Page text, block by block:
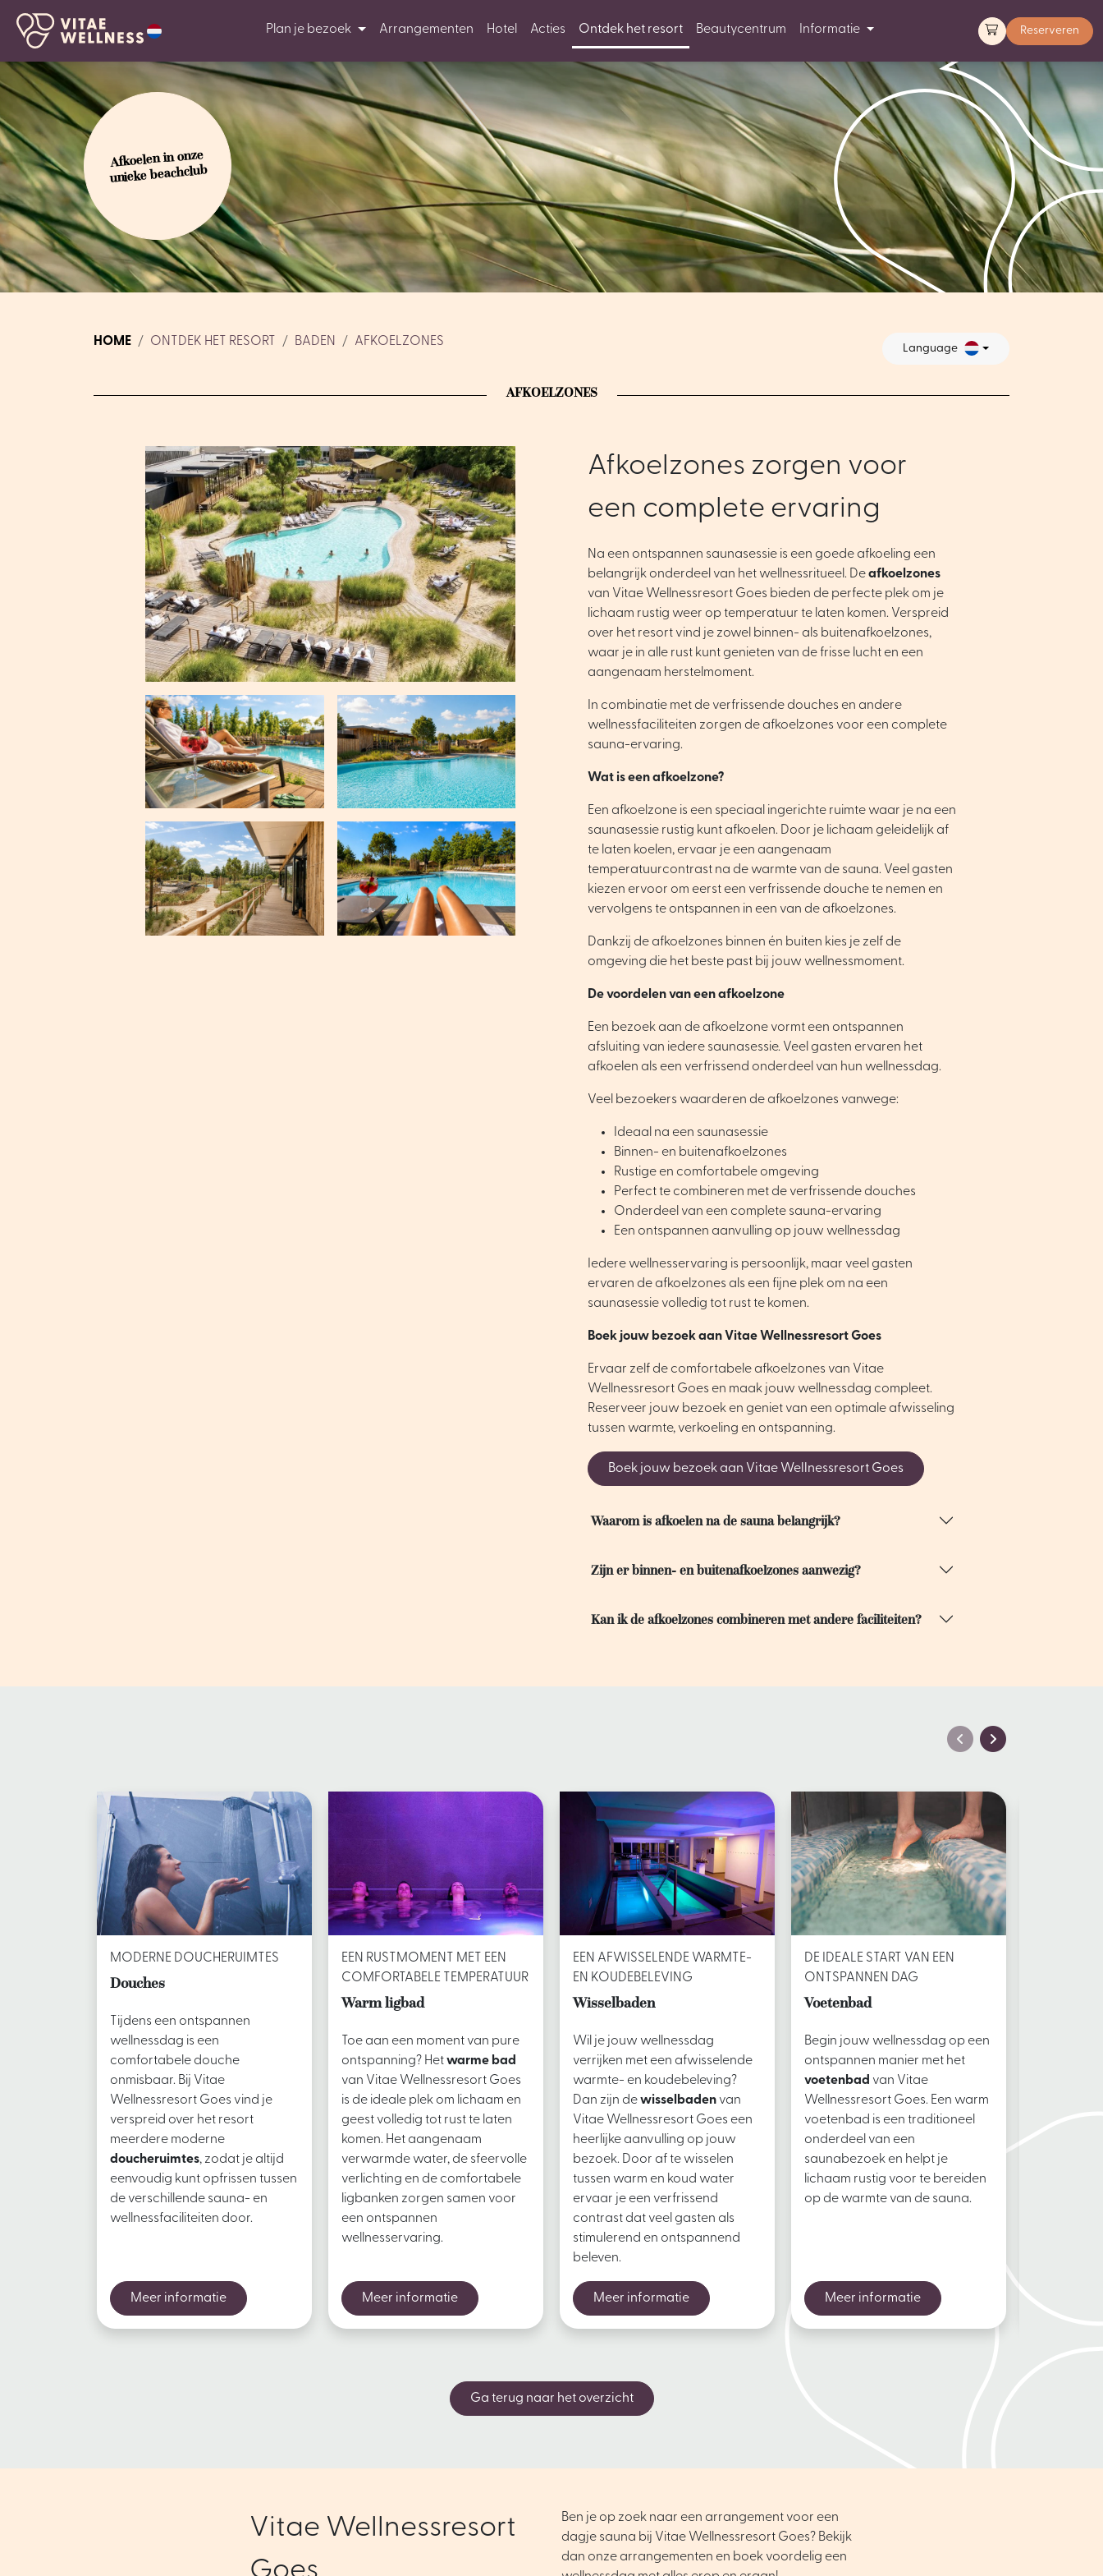
Plan je bezoek Arrangementen Hotel Acties Ontdek het resort Beautycentrum Informatie Reserveren
Afkoelen in onze
unieke beachclub
HOME ONTDEK HET RESORT BADEN AFKOELZONES Language
AFKOELZONES
Afkoelzones zorgen voor
een complete ervaring
Na een ontspannen saunasessie is een goede afkoeling een
belangrijk onderdeel van het wellnessritueel. Deafkoelzones
van Vitae Wellnessresort Goes bieden de perfecte plek om je
lichaam rustig weer op temperatuur te laten komen. Verspreid
over het resort vind je zowel binnen- als buitenafkoelzones,
waar je in alle rust kunt genieten van de frisse lucht en een
aangenaam herstelmoment.
In combinatie met de verfrissende douches en andere
wellnessfaciliteiten zorgen de afkoelzones voor een complete
sauna-ervaring.
Wat is een afkoelzone?
Een afkoelzone is een speciaal ingerichte ruimte waar je na een
saunasessie rustig kunt afkoelen. Door je lichaam geleidelijk af
te laten koelen, ervaar je een aangenaam
temperatuurcontrast na de warmte van de sauna. Veel gasten
kiezen ervoor om eerst een verfrissende douche te nemen en
vervolgens te ontspannen in een van de afkoelzones.
Dankzij de afkoelzones binnen én buiten kies je zelf de
omgeving die het beste past bij jouw wellnessmoment.
De voordelen van een afkoelzone
Een bezoek aan de afkoelzone vormt een ontspannen
afsluiting van iedere saunasessie. Veel gasten ervaren het
afkoelen als een verfrissend onderdeel van hun wellnessdag.
Veel bezoekers waarderen de afkoelzones vanwege:
Ideaal na een saunasessie
Binnen- en buitenafkoelzones
Rustige en comfortabele omgeving
Perfect te combineren met de verfrissende douches
Onderdeel van een complete sauna-ervaring
Een ontspannen aanvulling op jouw wellnessdag
Iedere wellnesservaring is persoonlijk, maar veel gasten
ervaren de afkoelzones als een fijne plek om na een
saunasessie volledig tot rust te komen.
Boek jouw bezoek aan Vitae Wellnessresort Goes
Ervaar zelf de comfortabele afkoelzones van Vitae
Wellnessresort Goes en maak jouw wellnessdag compleet.
Reserveer jouw bezoek en geniet van een optimale afwisseling
tussen warmte, verkoeling en ontspanning.
Boek jouw bezoek aan Vitae Wellnessresort Goes
Waarom is afkoelen na de sauna belangrijk?
Zijn er binnen- en buitenafkoelzones aanwezig?
Kan ik de afkoelzones combineren met andere faciliteiten?
MODERNE DOUCHERUIMTES
Douches
Tijdens een ontspannen
wellnessdag is een
comfortabele douche
onmisbaar. Bij Vitae
Wellnessresort Goes vind je
verspreid over het resort
meerdere moderne
doucheruimtes, zodat je altijd
eenvoudig kunt opfrissen tussen
de verschillende sauna- en
wellnessfaciliteiten door.
Meer informatie
EEN RUSTMOMENT MET EEN
COMFORTABELE TEMPERATUUR
Warm ligbad
Toe aan een moment van pure
ontspanning? Hetwarme bad
van Vitae Wellnessresort Goes
is de ideale plek om lichaam en
geest volledig tot rust te laten
komen. Het aangenaam
verwarmde water, de sfeervolle
verlichting en de comfortabele
ligbanken zorgen samen voor
een ontspannen
wellnesservaring.
Meer informatie
EEN AFWISSELENDE WARMTE-
EN KOUDEBELEVING
Wisselbaden
Wil je jouw wellnessdag
verrijken met een afwisselende
warmte- en koudebeleving?
Dan zijn dewisselbaden van
Vitae Wellnessresort Goes een
heerlijke aanvulling op jouw
bezoek. Door af te wisselen
tussen warm en koud water
ervaar je een verfrissend
contrast dat veel gasten als
stimulerend en ontspannend
beleven.
Meer informatie
DE IDEALE START VAN EEN
ONTSPANNEN DAG
Voetenbad
Begin jouw wellnessdag op een
ontspannen manier met het
voetenbad van Vitae
Wellnessresort Goes. Een warm
voetenbad is een traditioneel
onderdeel van een
saunabezoek en helpt je
lichaam rustig voor te bereiden
op de warmte van de sauna.
Meer informatie
Ga terug naar het overzicht
Vitae Wellnessresort
Ben je op zoek naar een arrangement voor een
dagje sauna bij Vitae Wellnessresort Goes? Bekijk
dan onze arrangementen en boek voordelig een